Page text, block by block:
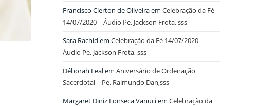
Francisco Clerton de Oliveiraem Celebração da Fé
14/07/2020 – Áudio Pe. Jackson Frota, sss
Sara Rachid em Celebração da Fé 14/07/2020 –
Áudio Pe. Jackson Frota, sss
Déborah Lealem Aniversário de Ordenação
Sacerdotal – Pe. Raimundo Dan,sss
Margaret Diniz Fonseca Vanuciem Celebração da